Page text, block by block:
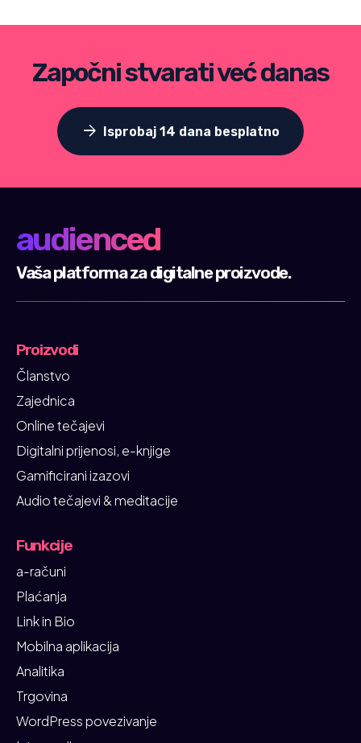
Započni stvarati već danas
arrow_forward Isprobaj 14 dana besplatno
audienced
Vaša platforma za digitalne proizvode.
Proizvodi
Članstvo
Zajednica
Online tečajevi
Digitalni prijenosi, e-knjige
Gamificirani izazovi
Audio tečajevi & meditacije
Funkcije
a-računi
Plaćanja
Link in Bio
Mobilna aplikacija
Analitika
Trgovina
WordPress povezivanje